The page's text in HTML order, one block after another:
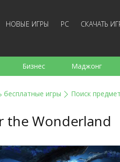
НОВЫЕ ИГРЫ PC СКАЧАТЬ
Бизнес Маджонг
бесплатные игры Поиск
the Wonderland